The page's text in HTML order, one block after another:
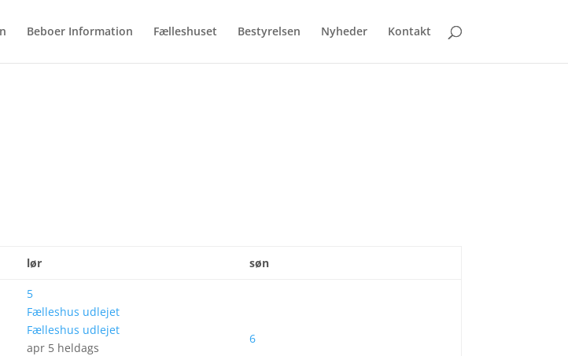
Beboer Information Fælleshuset Bestyrelsen Nyheder Kontakt
lør søn
5
Fælleshus udlejet
Fælleshus udlejet
apr 5 heldags
6